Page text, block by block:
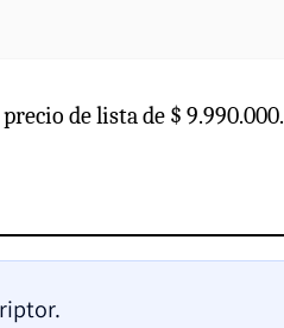
de lista de $ 9.990.000.